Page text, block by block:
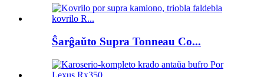
Ŝarĝaŭto Supra Tonneau Co...